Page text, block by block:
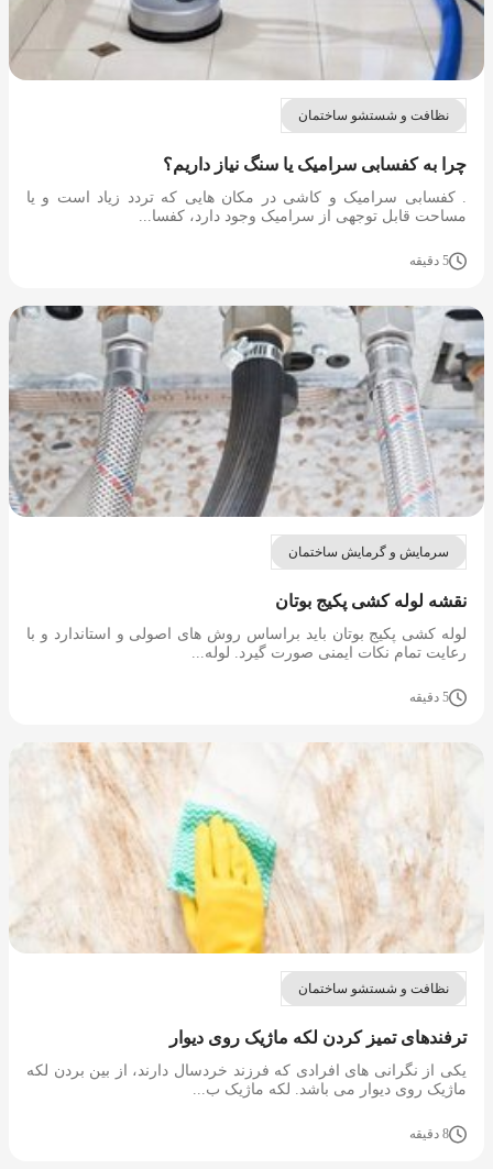
نظافت و شستشو ساختمان
چرا به کفسابی سرامیک یا سنگ نیاز داریم؟
. کفسابی سرامیک و کاشی در مکان هایی که تردد زیاد است و یا
مساحت قابل توجهی از سرامیک وجود دارد، کفسا...
5 دقیقه
سرمایش و گرمایش ساختمان
نقشه لوله کشی پکیج بوتان
لوله کشی پکیج بوتان باید براساس روش های اصولی و استاندارد و با
رعایت تمام نکات ایمنی صورت گیرد. لوله...
5 دقیقه
نظافت و شستشو ساختمان
ترفندهای تمیز کردن لکه ماژیک روی دیوار
یکی از نگرانی های افرادی که فرزند خردسال دارند، از بین بردن لکه
ماژیک روی دیوار می باشد. لکه ماژیک ب...
8 دقیقه